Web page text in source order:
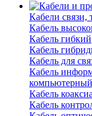
Кабели
Кабель
Кабель гибкий
Кабель
Кабель для
Кабель
компьютерный
Кабель
Кабель